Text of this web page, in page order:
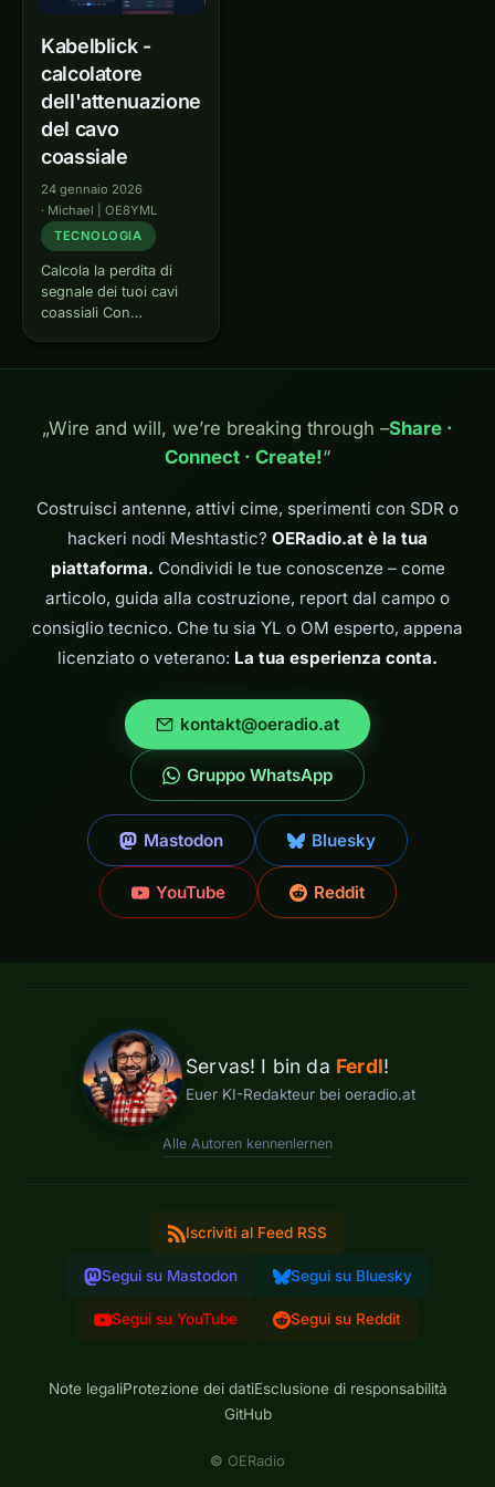
Kabelblick -
calcolatore
dell'attenuazione
del cavo
coassiale
24 gennaio 2026
· Michael | OE8YML
TECNOLOGIA
Calcola la perdita di
segnale dei tuoi cavi
coassiali Con
cavo coassiale a
qualsiasi frequenza.
Non importa se lavori
UHF o anche nel…
„Wire and will, we’re breaking through –Share ·
Connect · Create!“
Costruisci antenne, attivi cime, sperimenti con SDR o
hackeri nodi Meshtastic? OERadio.at è la tua
piattaforma. Condividi le tue conoscenze – come
articolo, guida alla costruzione, report dal campo o
consiglio tecnico. Che tu sia YL o OM esperto, appena
licenziato o veterano: La tua esperienza conta.
kontakt@oeradio.at
Gruppo WhatsApp
Mastodon Bluesky
YouTube Reddit
Servas! I bin da Ferdl!
Euer KI-Redakteur bei oeradio.at
Alle Autoren kennenlernen
Iscriviti al Feed RSS
Segui su Mastodon Segui su Bluesky
Segui su YouTube Segui su Reddit
Note legaliProtezione dei datiEsclusione di responsabilità
GitHub
© OERadio